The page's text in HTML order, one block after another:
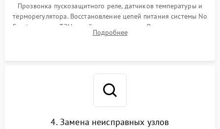
Прозвонка пускозащитного реле, датчиков температуры и
терморегулятора. Восстановление цепей питания системы No
Frost, включая ТЭН оттайки и вентилятор. Ремонт или замена
платы управления при сбоях алгоритмов.
Подробнее
4. Замена неисправных узлов